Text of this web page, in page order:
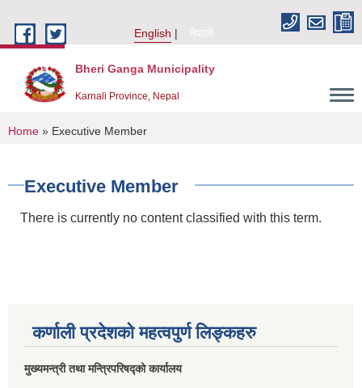
English
नेपाली
Bheri Ganga Municipality
Karnali Province, Nepal
You are here
Home » Executive Member
Executive Member
There is currently no content classified with this term.
कर्णाली प्रदेशको महत्वपुर्ण लिङ्कहरु
मुख्यमन्त्री तथा मन्त्रिपरिषद्को कार्यालय